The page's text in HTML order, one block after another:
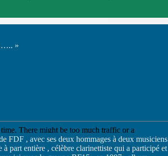
….. »
FDF , avec ses deux hommages à deux musiciens
entière , célèbre clarinettiste qui a participé et